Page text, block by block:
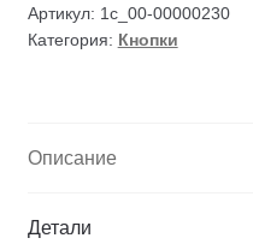
Артикул: 1c_00-00000230
Категория: Кнопки
Описание
Детали